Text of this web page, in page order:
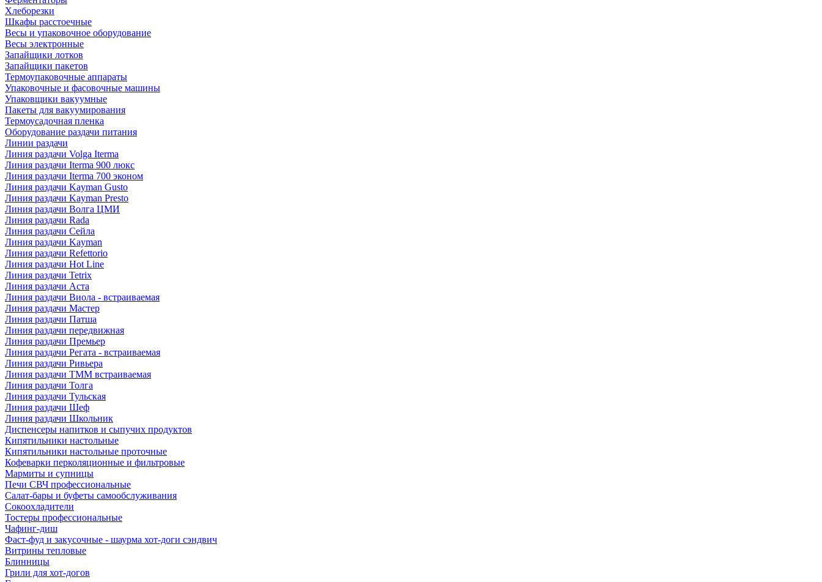
Хлеборезки
Шкафы расстоечные
Весы и упаковочное оборудование
Весы электронные
Запайщики лотков
Запайщики пакетов
Термоупаковочные аппараты
Упаковочные и фасовочные машины
Упаковщики вакуумные
Пакеты для вакуумирования
Термоусадочная пленка
Оборудование раздачи питания
Линии раздачи
Линия раздачи Volga Iterma
Линия раздачи Iterma 900 люкс
Линия раздачи Iterma 700 эконом
Линия раздачи Kayman Gusto
Линия раздачи Kayman Presto
Линия раздачи Волга ЦМИ
Линия раздачи Rada
Линия раздачи Сейла
Линия раздачи Kayman
Линия раздачи Refettorio
Линия раздачи Hot Line
Линия раздачи Tetrix
Линия раздачи Аста
Линия раздачи Виола - встраиваемая
Линия раздачи Мастер
Линия раздачи Патша
Линия раздачи передвижная
Линия раздачи Премьер
Линия раздачи Регата - встраиваемая
Линия раздачи Ривьера
Линия раздачи ТММ встраиваемая
Линия раздачи Толга
Линия раздачи Тульская
Линия раздачи Шеф
Линия раздачи Школьник
Диспенсеры напитков и сыпучих продуктов
Кипятильники настольные
Кипятильники настольные проточные
Кофеварки перколяционные и фильтровые
Мармиты и супницы
Печи СВЧ профессиональные
Салат-бары и буфеты самообслуживания
Сокоохладители
Тостеры профессиональные
Чафинг-диш
Фаст-фуд и закусочные - шаурма хот-доги сэндвич
Витрины тепловые
Блинницы
Грили для хот-догов